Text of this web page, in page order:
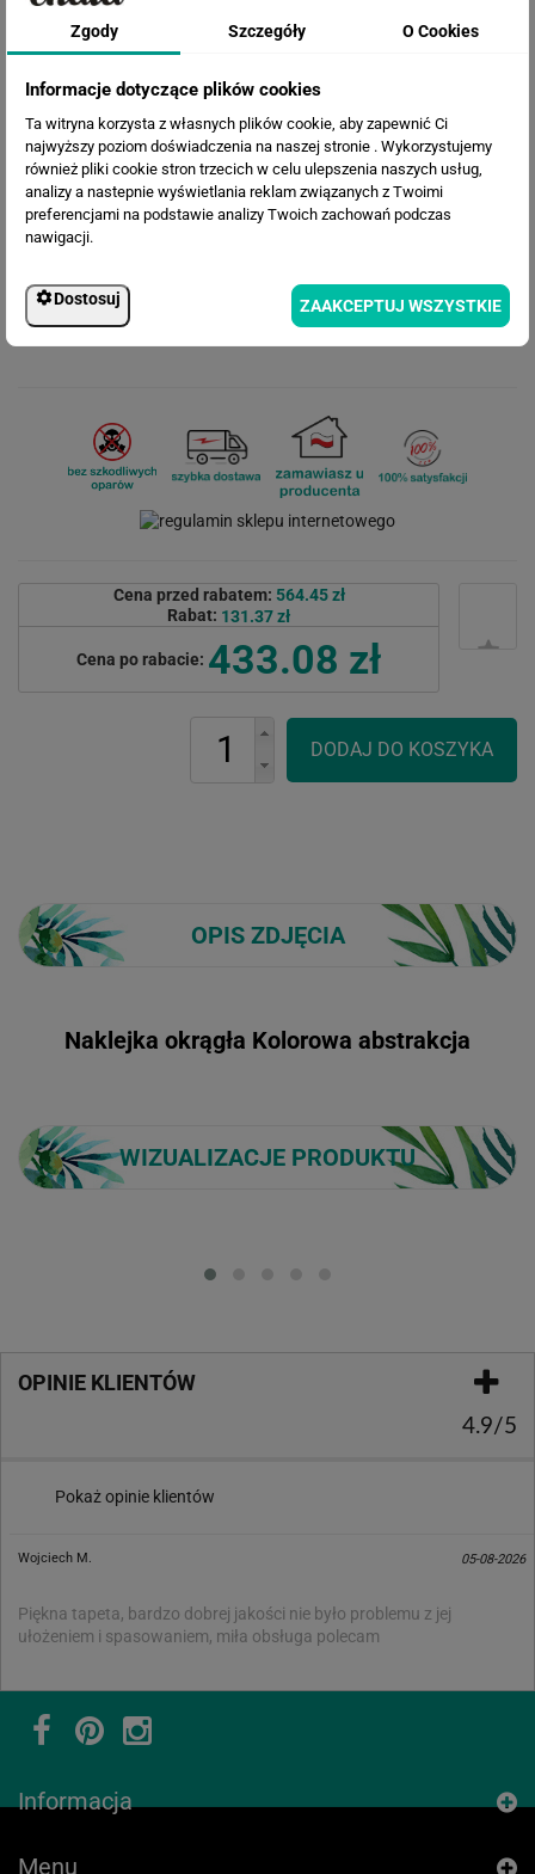
Efekty
Cena przed rabatem: 564.45 zł
Rabat: 131.37 zł
Cena po rabacie: 433.08 zł
OPIS ZDJĘCIA
Naklejka okrągła Kolorowa abstrakcja
WIZUALIZACJE PRODUKTU
OPINIE KLIENTÓW
4.9/5
Pokaż opinie klientów
Wojciech M. 05-08-2026
Piękna tapeta, bardzo dobrej jakości nie było problemu z jej
ułożeniem i spasowaniem, miła obsługa polecam
Informacja
Menu
Zgody Szczegóły O Cookies
Informacje dotyczące plików cookies
Ta witryna korzysta z własnych plików cookie, aby zapewnić Ci
najwyższy poziom doświadczenia na naszej stronie . Wykorzystujemy
również pliki cookie stron trzecich w celu ulepszenia naszych usług,
analizy a nastepnie wyświetlania reklam związanych z Twoimi
preferencjami na podstawie analizy Twoich zachowań podczas
nawigacji.
Dostosuj ZAAKCEPTUJ WSZYSTKIE